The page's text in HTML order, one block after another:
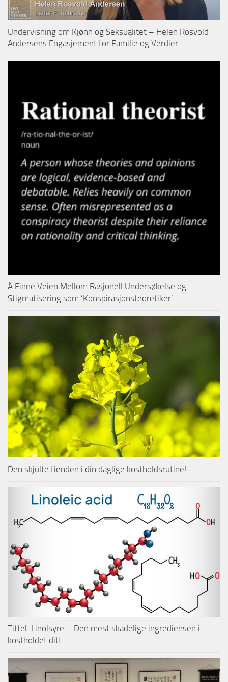
Undervisning om Kjønn og Seksualitet – Helen Rosvold
Andersens Engasjement for Familie og Verdier
Å Finne Veien Mellom Rasjonell Undersøkelse og
Stigmatisering som ‘Konspirasjonsteoretiker’
Den skjulte fienden i din daglige kostholdsrutine!
Tittel: Linolsyre – Den mest skadelige ingrediensen i
kostholdet ditt